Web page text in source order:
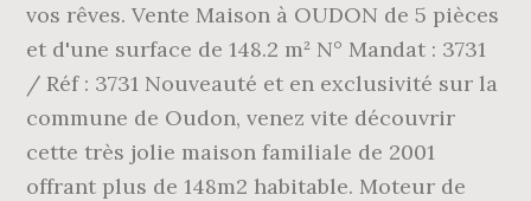
vos rêves. Vente Maison à OUDON de 5 pièces
et d'une surface de 148.2 m² N° Mandat : 3731
/ Réf : 3731 Nouveauté et en exclusivité sur la
commune de Oudon, venez vite découvrir
cette très jolie maison familiale de 2001
offrant plus de 148m2 habitable. Moteur de